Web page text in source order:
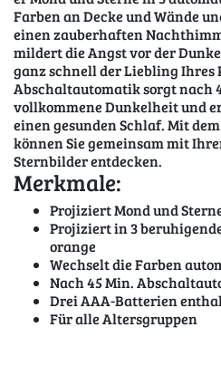
Farben an Decke und Wände
einen zauberhaften
mildert die Angst vor der
ganz schnell der Liebling Ihres
Abschaltautomatik sorgt nach
vollkommene Dunkelheit und
einen gesunden Schlaf. Mit
können Sie gemeinsam mit
Sternbilder entdecken.
Merkmale:
Projiziert Mond und
Projiziert in 3
orange
Wechselt die Farben
Nach 45 Min.
Drei AAA-Batterien
Für alle Altersgruppen